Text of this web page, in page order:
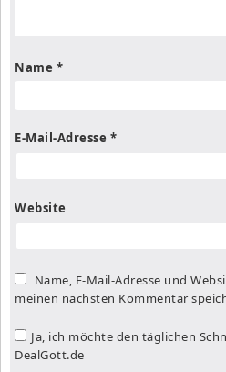
Name *
E-Mail-Adresse *
Website
Name, E-Mail-Adresse und
meinen nächsten Kommentar
Ja, ich möchte den täglichen
DealGott.de